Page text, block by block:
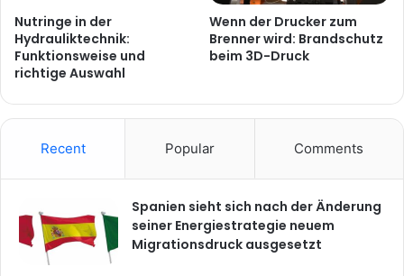
Nutringe in der
Hydrauliktechnik:
Funktionsweise und
richtige Auswahl
Wenn der Drucker zum
Brenner wird: Brandschutz
beim 3D-Druck
Recent Popular Comments
Spanien sieht sich nach der Änderung
seiner Energiestrategie neuem
Migrationsdruck ausgesetzt